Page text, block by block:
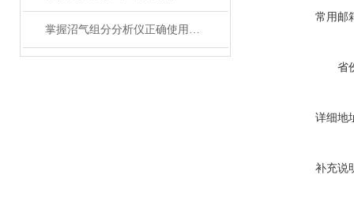
掌握沼气组分分析仪正确使用方法是确保分析结果准确性的关键
常用邮
省
详细地
补充说